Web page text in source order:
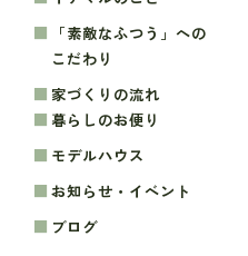
「素敵なふつう」への
こだわり
家づくりの流れ
暮らしのお便り
モデルハウス
お知らせ・イベント
ブログ